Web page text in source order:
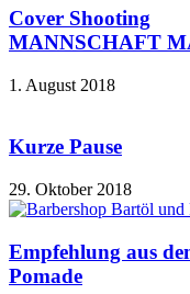
Cover Shooting
MANNSCHAFT
1. August 2018
Kurze Pause
29. Oktober 2018
Empfehlung aus
Pomade